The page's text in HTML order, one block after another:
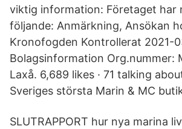
viktig information: Företaget har
följande: Anmärkning, Ansökan
Kronofogden Kontrollerat 2021-
Bolagsinformation Org.nummer:
Laxå. 6,689 likes · 71 talking
Sveriges största Marin & MC
SLUTRAPPORT hur nya marina